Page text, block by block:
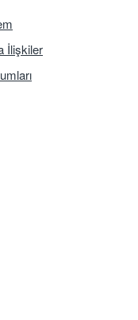
İlişkiler